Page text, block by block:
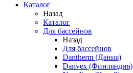
Каталог
Назад
Каталог
Для бассейнов
Назад
Для бассейнов
Dantherm (Дания)
Danvex (Финляндия)